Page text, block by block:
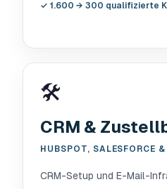
✓ 1.600 → 300 qualifizierte
🛠️
CRM &
HUBSPOT, SALESFORCE
CRM-Setup und E-Mail-